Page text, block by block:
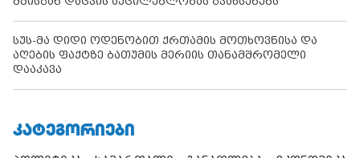
სუს-მა დიდი ოდენობით ქრთამის მოთხოვნისა და
აღების ფაქტზე ბათუმის მერიის თანამშრომელი
დააკავა
ᲙᲐᲢᲔᲒᲝᲠᲘᲔᲑᲘ